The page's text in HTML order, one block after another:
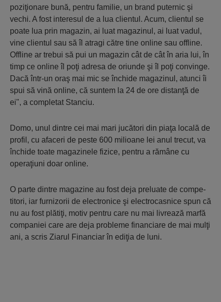
poziţionare bună, pentru familie, un brand puternic şi
vechi. A fost interesul de a lua clientul. Acum, clientul se
poate lua prin magazin, ai luat magazinul, ai luat vadul,
vine clientul sau să îl atragi către tine online sau offline.
Offline ar trebui să pui un magazin cât de cât în aria lui, în
timp ce online îl poţi adresa de oriunde şi îl poţi convinge.
Dacă într-un oraş mai mic se închide magazinul, atunci îi
spui să vină online, că suntem la 24 de ore distanţă de
ei", a completat Stanciu.
Domo, unul dintre cei mai mari jucători din piaţa locală de
profil, cu afaceri de peste 600 milioane lei anul trecut, va
închide toate magazinele fizice, pentru a rămâne cu
operaţiuni doar online.
O parte dintre magazine au fost deja preluate de com­pe­
titori, iar furnizorii de electronice şi electrocasnice spun că
nu au fost plătiţi, motiv pentru care nu mai livrează marfă
com­­paniei care are deja probleme financiare de mai mulţi
ani, a scris Ziarul Financiar în ediţia de luni.